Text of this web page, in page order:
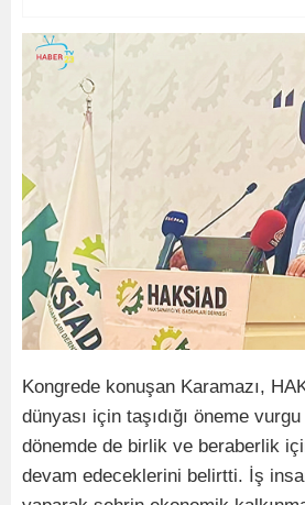
Kongrede konuşan Karamazı,
dünyası için taşıdığı öneme
dönemde de birlik ve beraberlik
devam edeceklerini belirtti. İş